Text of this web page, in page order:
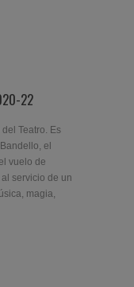
22
Teatro. Es
el
vuelo de
servicio de un
magia,